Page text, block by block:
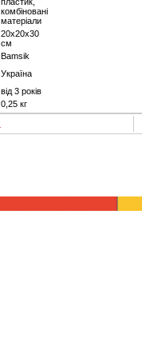
комбіновані
матеріали
20х20х30
см
Bamsik
Україна
від 3 років
0,25 кг